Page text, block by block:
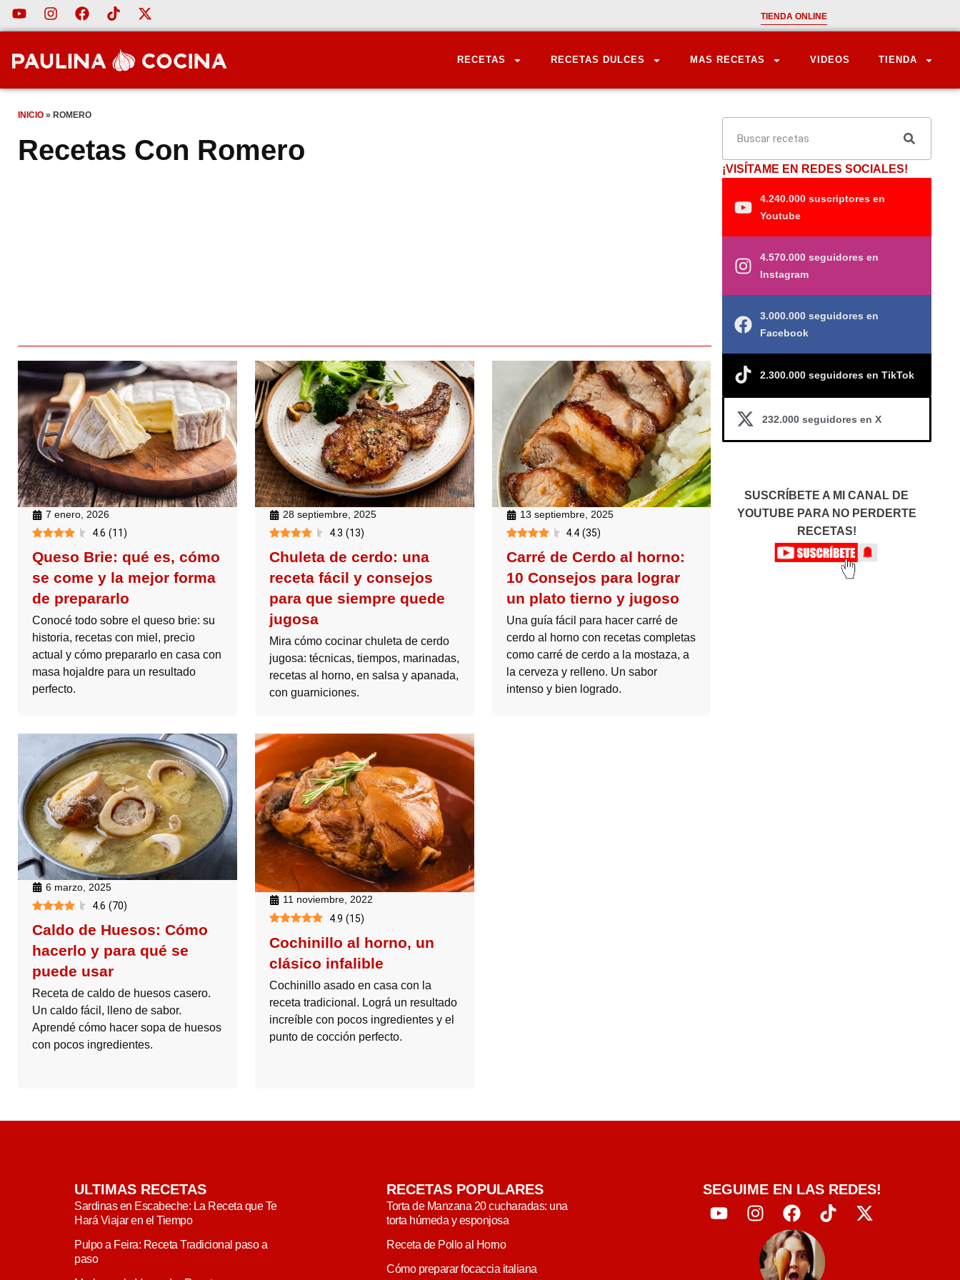
TIENDA ONLINE
RECETAS RECETAS DULCES MAS RECETAS VIDEOS TIENDA
INICIO » ROMERO
Recetas Con Romero
7 enero, 2026
4.6 (11)
Queso Brie: qué es, cómo
se come y la mejor forma
de prepararlo
Conocé todo sobre el queso brie: su
historia, recetas con miel, precio
actual y cómo prepararlo en casa con
masa hojaldre para un resultado
perfecto.
28 septiembre, 2025
4.3 (13)
Chuleta de cerdo: una
receta fácil y consejos
para que siempre quede
jugosa
Mira cómo cocinar chuleta de cerdo
jugosa: técnicas, tiempos, marinadas,
recetas al horno, en salsa y apanada,
con guarniciones.
13 septiembre, 2025
4.4 (35)
Carré de Cerdo al horno:
10 Consejos para lograr
un plato tierno y jugoso
Una guía fácil para hacer carré de
cerdo al horno con recetas completas
como carré de cerdo a la mostaza, a
la cerveza y relleno. Un sabor
intenso y bien logrado.
6 marzo, 2025
4.6 (70)
Caldo de Huesos: Cómo
hacerlo y para qué se
puede usar
Receta de caldo de huesos casero.
Un caldo fácil, lleno de sabor.
Aprendé cómo hacer sopa de huesos
con pocos ingredientes.
11 noviembre, 2022
4.9 (15)
Cochinillo al horno, un
clásico infalible
Cochinillo asado en casa con la
receta tradicional. Lográ un resultado
increíble con pocos ingredientes y el
punto de cocción perfecto.
¡VISÍTAME EN REDES SOCIALES!
4.240.000 suscriptores en
Youtube
4.570.000 seguidores en
Instagram
3.000.000 seguidores en
Facebook
2.300.000 seguidores en TikTok
232.000 seguidores en X
SUSCRÍBETE A MI CANAL DE
YOUTUBE PARA NO PERDERTE
RECETAS!
ULTIMAS RECETAS
Sardinas en Escabeche: La Receta que Te
Hará Viajar en el Tiempo
Pulpo a Feira: Receta Tradicional paso a
paso
RECETAS POPULARES
Torta de Manzana 20 cucharadas: una
torta húmeda y esponjosa
Receta de Pollo al Horno
Cómo preparar focaccia italiana
SEGUIME EN LAS REDES!